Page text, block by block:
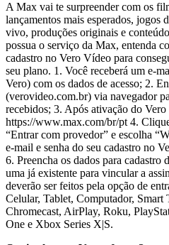
A Max vai te surpreender com os
lançamentos mais esperados, jogos
vivo, produções originais e
possua o serviço da Max, entenda
cadastro no Vero Vídeo para
seu plano. 1. Você receberá um e-
Vero) com os dados de acesso; 2.
(verovideo.com.br) via navegador
recebidos; 3. Após ativação do
https://www.max.com/br/pt 4.
“Entrar com provedor” e escolha
e-mail e senha do seu cadastro no
6. Preencha os dados para
uma já existente para vincular a
deverão ser feitos pela opção de
Celular, Tablet, Computador,
Chromecast, AirPlay, Roku,
One e Xbox Series X|S.